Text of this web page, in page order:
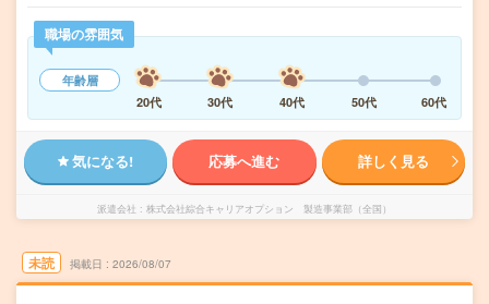
職場の雰囲気
年齢層
20代
30代 40代 50代 60代
気になる! 応募へ進む 詳しく見る
派遣会社 株式会社綜合キャリアオプション 製造事業部（全国）
未読 掲載日 2026/08/07